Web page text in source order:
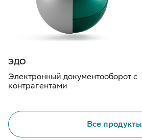
ЭДО
Электронный документооборот с
контрагентами
Все продукты